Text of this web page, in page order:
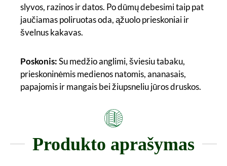
slyvos, razinos ir datos. Po dūmų debesimi taip pat
jaučiamas poliruotas oda, ąžuolo prieskoniai ir
švelnus kakavas.
Poskonis:Su medžio anglimi, šviesiu tabaku,
prieskoninėmis medienos natomis, ananasais,
papajomis ir mangais bei žiupsneliu jūros druskos.
Produkto aprašymas